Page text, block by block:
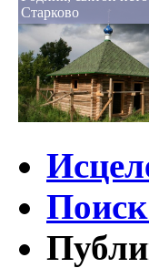
Старково